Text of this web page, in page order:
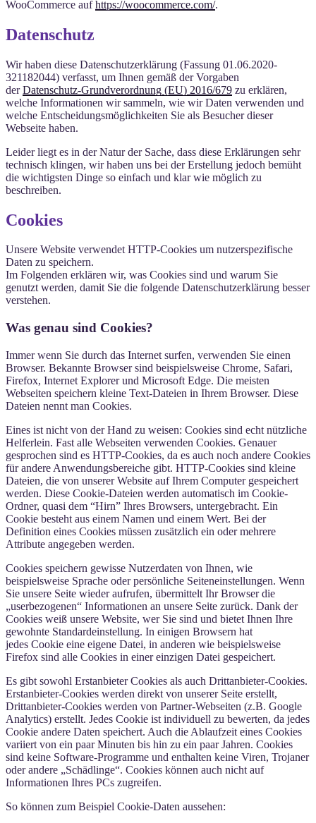
WooCommerce aufhttps://woocommerce.com/.
Datenschutz
Wir haben diese Datenschutzerklärung (Fassung 01.06.2020-
321182044) verfasst, um Ihnen gemäß der Vorgaben
derDatenschutz-Grundverordnung (EU) 2016/679 zu erklären,
welche Informationen wir sammeln, wie wir Daten verwenden und
welche Entscheidungsmöglichkeiten Sie als Besucher dieser
Webseite haben.
Leider liegt es in der Natur der Sache, dass diese Erklärungen sehr
technisch klingen, wir haben uns bei der Erstellung jedoch bemüht
die wichtigsten Dinge so einfach und klar wie möglich zu
beschreiben.
Cookies
Unsere Website verwendet HTTP-Cookies um nutzerspezifische
Daten zu speichern.
Im Folgenden erklären wir, was Cookies sind und warum Sie
genutzt werden, damit Sie die folgende Datenschutzerklärung besser
verstehen.
Was genau sind Cookies?
Immer wenn Sie durch das Internet surfen, verwenden Sie einen
Browser. Bekannte Browser sind beispielsweise Chrome, Safari,
Firefox, Internet Explorer und Microsoft Edge. Die meisten
Webseiten speichern kleine Text-Dateien in Ihrem Browser. Diese
Dateien nennt man Cookies.
Eines ist nicht von der Hand zu weisen: Cookies sind echt nützliche
Helferlein. Fast alle Webseiten verwenden Cookies. Genauer
gesprochen sind es HTTP-Cookies, da es auch noch andere Cookies
für andere Anwendungsbereiche gibt. HTTP-Cookies sind kleine
Dateien, die von unserer Website auf Ihrem Computer gespeichert
werden. Diese Cookie-Dateien werden automatisch im Cookie-
Ordner, quasi dem “Hirn” Ihres Browsers, untergebracht. Ein
Cookie besteht aus einem Namen und einem Wert. Bei der
Definition eines Cookies müssen zusätzlich ein oder mehrere
Attribute angegeben werden.
Cookies speichern gewisse Nutzerdaten von Ihnen, wie
beispielsweise Sprache oder persönliche Seiteneinstellungen. Wenn
Sie unsere Seite wieder aufrufen, übermittelt Ihr Browser die
„userbezogenen“ Informationen an unsere Seite zurück. Dank der
Cookies weiß unsere Website, wer Sie sind und bietet Ihnen Ihre
gewohnte Standardeinstellung. In einigen Browsern hat
jedes Cookie eine eigene Datei, in anderen wie beispielsweise
Firefox sind alle Cookies in einer einzigen Datei gespeichert.
Es gibt sowohl Erstanbieter Cookies als auch Drittanbieter-Cookies.
Erstanbieter-Cookies werden direkt von unserer Seite erstellt,
Drittanbieter-Cookies werden von Partner-Webseiten (z.B. Google
Analytics) erstellt. Jedes Cookie ist individuell zu bewerten, da jedes
Cookie andere Daten speichert. Auch die Ablaufzeit eines Cookies
variiert von ein paar Minuten bis hin zu ein paar Jahren. Cookies
sind keine Software-Programme und enthalten keine Viren, Trojaner
oder andere „Schädlinge“. Cookies können auch nicht auf
Informationen Ihres PCs zugreifen.
So können zum Beispiel Cookie-Daten aussehen: